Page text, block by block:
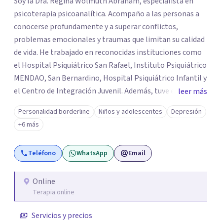
psicoterapia psicoanalítica. Acompaño a las personas a
conocerse profundamente y a superar conflictos,
problemas emocionales y traumas que limitan su calidad
de vida. He trabajado en reconocidas instituciones como
el Hospital Psiquiátrico San Rafael, Instituto Psiquiátrico
MENDAO, San Bernardino, Hospital Psiquiátrico Infantil y
el Centro de Integración Juvenil. Además, tuve el
privilegio de colaborar en comunidades como Olivar del
Conde y Xochimilco, lo que me permitió conocer diversas
realidades y necesidades.
leer más
Personalidad borderline Niños y adolescentes
Depresión
+6 más
Teléfono WhatsApp Email
Online
Terapia online
Servicios y precios